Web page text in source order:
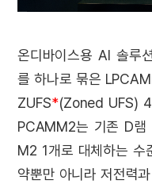
온디바이스용 AI 솔루
를 하나로 묶은
ZUFS*(Zoned UFS)
PCAMM2는 기존 D램
M2 1개로 대체하는 수
약뿐만 아니라 저전력